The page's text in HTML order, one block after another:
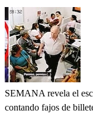
SEMANA revela el
contando fajos de